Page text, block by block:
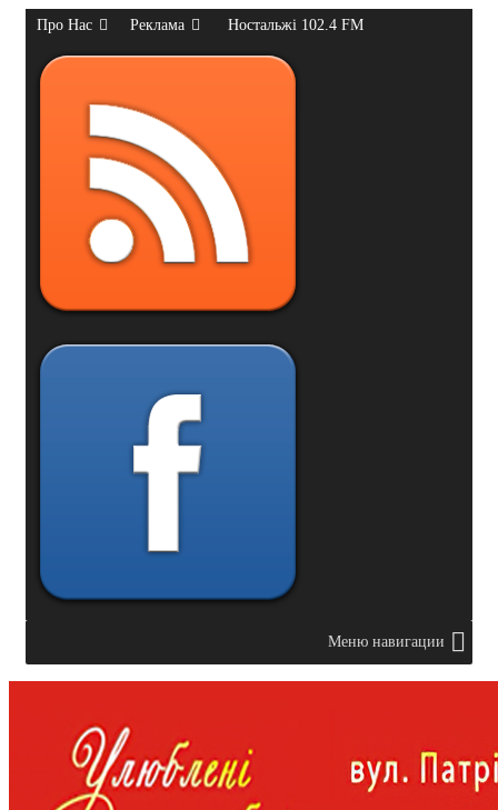
Про Нас Реклама Ностальжі 102.4 FM
Меню навигации